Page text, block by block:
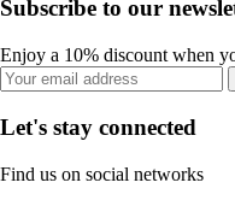
Subscribe to our
Enjoy a 10% discount when
Let's stay connected
Find us on social networks